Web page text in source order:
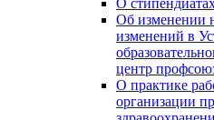
Об изменении
изменений в
центр
О практике
организации